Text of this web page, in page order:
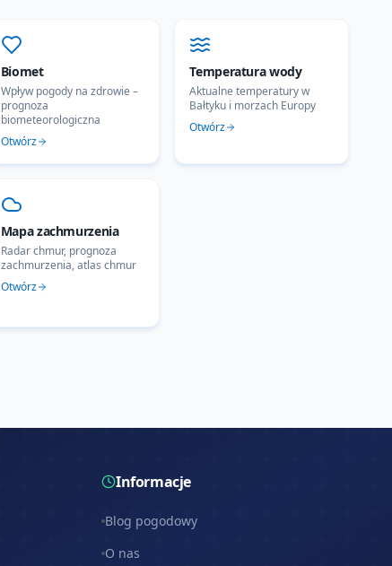
Biomet
Wpływ pogody na zdrowie –
prognoza
biometeorologiczna
Otwórz
Temperatura wody
Aktualne temperatury w
Bałtyku i morzach Europy
Otwórz
Mapa zachmurzenia
Radar chmur, prognoza
zachmurzenia, atlas chmur
Otwórz
Informacje
Blog pogodowy
O nas